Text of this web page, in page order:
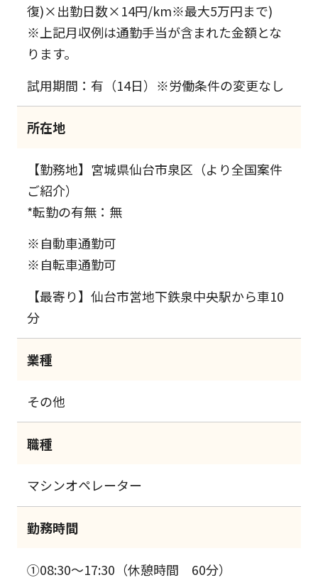
復)×出勤日数×14円/km※最大5万円まで)
※上記月収例は通勤手当が含まれた金額とな
ります。
試用期間：有（14日）※労働条件の変更なし
所在地
【勤務地】宮城県仙台市泉区（より全国案件
ご紹介）
*転勤の有無：無
※自動車通勤可
※自転車通勤可
【最寄り】仙台市営地下鉄泉中央駅から車10
分
業種
その他
職種
マシンオペレーター
勤務時間
①08:30～17:30（休憩時間 60分）